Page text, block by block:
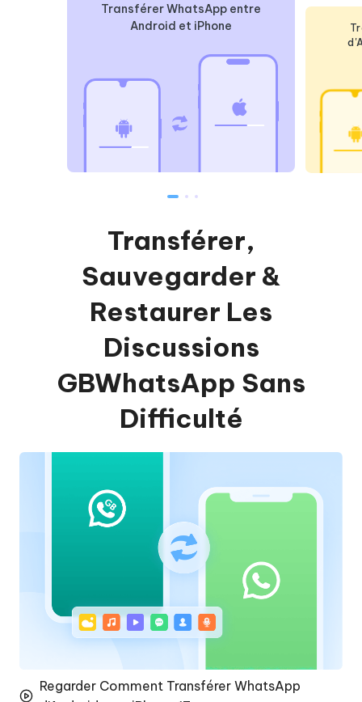
Transférer WhatsApp entre
Android et iPhone
Transférer,
Sauvegarder &
Restaurer Les
Discussions
GBWhatsApp Sans
Difficulté
Regarder Comment Transférer WhatsApp